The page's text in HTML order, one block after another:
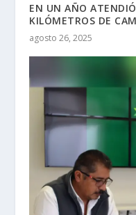
EN UN AÑO
KILÓMETROS DE
agosto 26, 2025